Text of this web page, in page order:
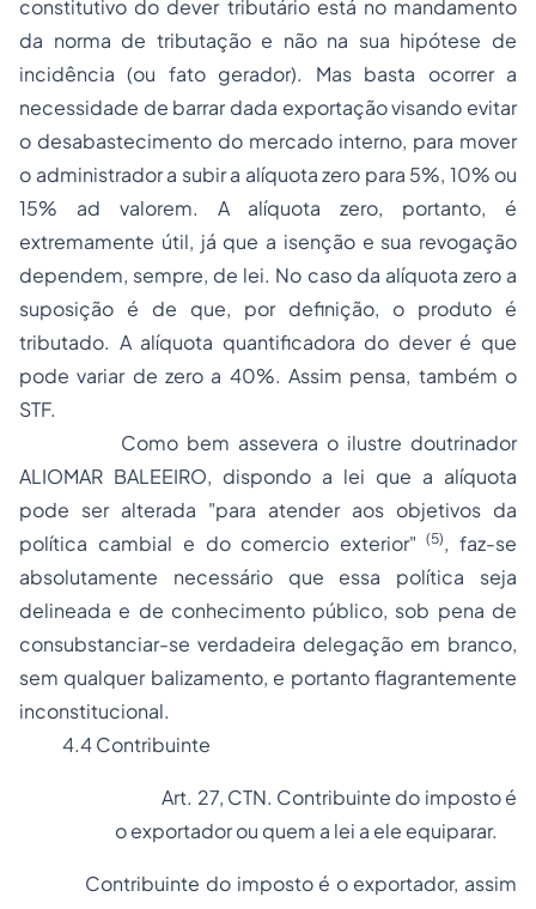
constitutivo do dever tributário está no mandamento
da norma de tributação e não na sua hipótese de
incidência (ou fato gerador). Mas basta ocorrer a
necessidade de barrar dada exportação visando evitar
o desabastecimento do mercado interno, para mover
o administrador a subir a alíquota zero para 5%, 10% ou
15% ad valorem. A alíquota zero, portanto, é
extremamente útil, já que a isenção e sua revogação
dependem, sempre, de lei. No caso da alíquota zero a
suposição é de que, por definição, o produto é
tributado. A alíquota quantificadora do dever é que
pode variar de zero a 40%. Assim pensa, também o
STF.
Como bem assevera o ilustre doutrinador
ALIOMAR BALEEIRO, dispondo a lei que a alíquota
pode ser alterada "para atender aos objetivos da
política cambial e do comercio exterior" (5), faz-se
absolutamente necessário que essa política seja
delineada e de conhecimento público, sob pena de
consubstanciar-se verdadeira delegação em branco,
sem qualquer balizamento, e portanto flagrantemente
inconstitucional.
4.4 Contribuinte
Art. 27, CTN. Contribuinte do imposto é
o exportador ou quem a lei a ele equiparar.
Contribuinte do imposto é o exportador, assim